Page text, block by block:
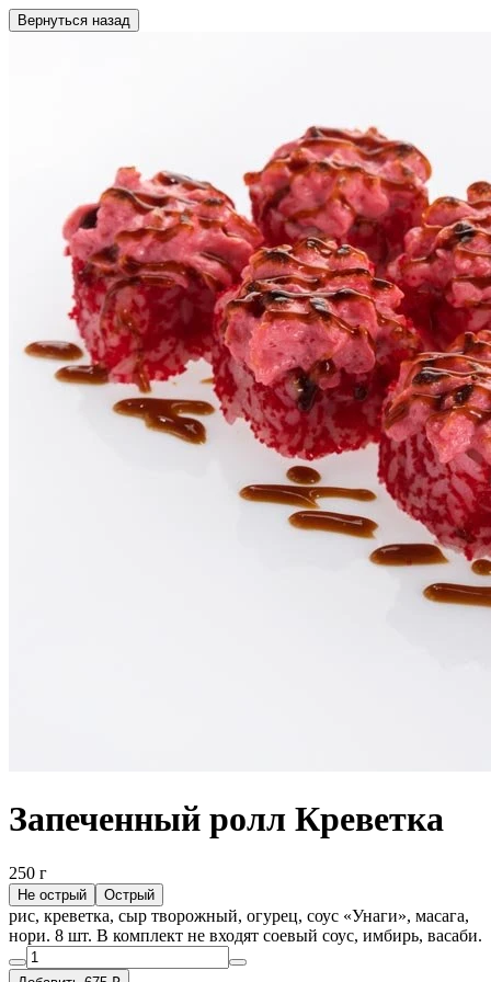
Вернуться назад
Запеченный ролл Креветка
250 г
Не острый Острый
рис, креветка, сыр творожный, огурец, соус «Унаги», масага,
нори. 8 шт. В комплект не входят соевый соус, имбирь, васаби.